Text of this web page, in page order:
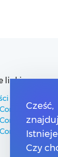
linki
e-
HRM
Cześć,
Czy